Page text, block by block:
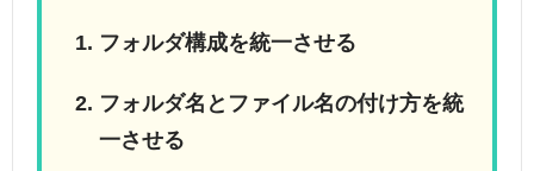
フォルダ構成を統一させる
フォルダ名とファイル名の付け方を統
一させる